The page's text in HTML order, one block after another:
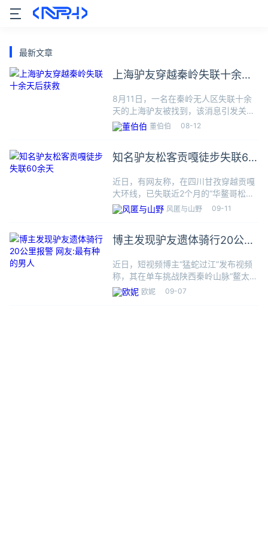
最新文章
上海驴友穿越秦岭失联十余天
8月11日，一名在秦岭无人区失联十余
天的上海驴友被找到，该消息引发关
注。11日下午，参与搜救的西安市先锋
救援队负责人品度告诉大河报《看见》
平稳，神志清醒，但其目前体力
董伯伯 08-12
知名驴友松客贡嘎徒步失联60
近日，有网友称，在四川甘孜穿越贡嘎
大环线，已失联近2个月的“华鳌哥松客”
（下称“松客”）已被找到。9月10日，
松客家属房先生表示，仍在搜救中，暂
后会及时通知大家。松客
风匿与山野 09-11
博主发现驴友遗体骑行20公里
近日，短视频博主“猛蛇过江”发布视频
称，其在单车挑战陕西秦岭山脉“鳌太
线”时发现一顶帐篷，帐篷内有一男子，
已失去生命体征。据“猛蛇过江”上传视
欧妮 09-07